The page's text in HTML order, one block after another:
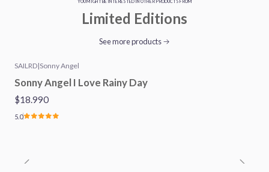
YOU MIGHT BE INTERESTED IN OTHER PRODUCTS FROM
Limited Editions
See more products
SAILRD|Sonny Angel
Sonny Angel I Love Rainy Day
$18.990
5.0